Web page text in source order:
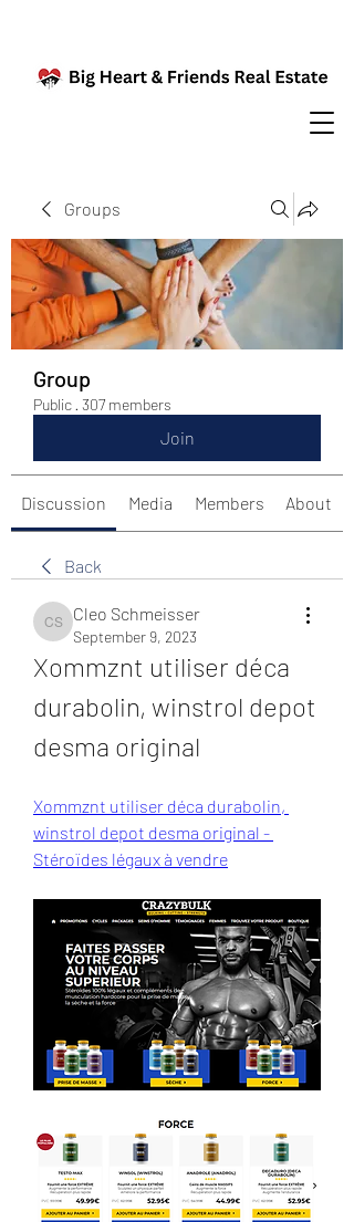
Groups
Group
Public · 307 members
Join
Discussion Media Members About
Back
Cleo Schmeisser
Cleo Schmeisser
September 9, 2023
Xommznt utiliser déca
durabolin, winstrol depot
desma original
Xommznt utiliser déca durabolin,
winstrol depot desma original -
Stéroïdes légaux à vendre